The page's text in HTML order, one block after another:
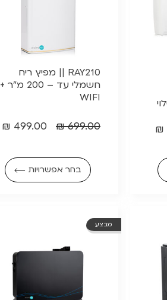
₪
RAY210 || מפיץ ריח
חשמלי עד – 200 מ”ר +
WIFI
699.00
₪
499.00
₪
בחר אפשרויות
מבצע